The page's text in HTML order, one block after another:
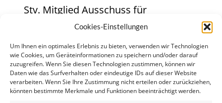
Cookies-Einstellungen
Um Ihnen ein optimales Erlebnis zu bieten, verwenden wir Technologien
wie Cookies, um Geräteinformationen zu speichern und/oder darauf
zuzugreifen. Wenn Sie diesen Technologien zustimmen, können wir
Daten wie das Surfverhalten oder eindeutige IDs auf dieser Website
verarbeiten. Wenn Sie Ihre Zustimmung nicht erteilen oder zurückziehen,
könnten bestimmte Merkmale und Funktionen beeinträchtigt werden.
Stv. Mitglied Ausschuss für
bürgerliche Freiheiten, Justiz und
Homepage
https://www.hannesheide.eu